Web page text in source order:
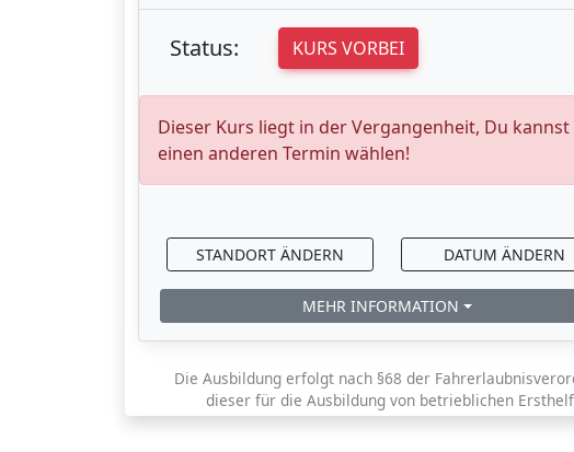
Status: KURS VORBEI
Dieser Kurs liegt in der Vergangenheit, Du
einen anderen Termin wählen!
STANDORT ÄNDERN DATUM ÄNDERN
MEHR INFORMATION
Die Ausbildung erfolgt nach §68 der
dieser für die Ausbildung von betrieblichen